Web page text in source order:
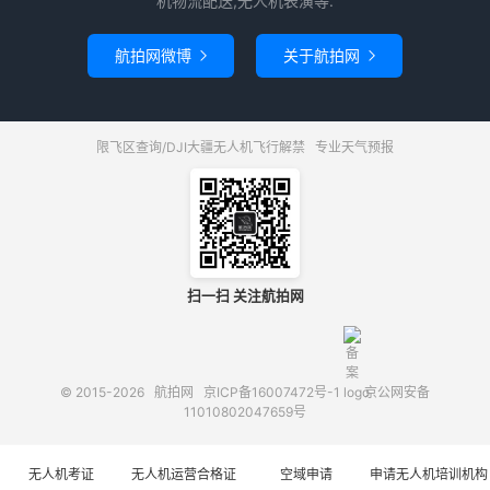
航拍网微博  关于航拍网 
限飞区查询/DJI大疆无人机飞行解禁 专业天气预报
扫一扫 关注航拍网
© 2015-2026 航拍网 京ICP备16007472号-1
京公网安备
11010802047659号
无人机考证 无人机运营合格证 空域申请 申请无人机培训机构